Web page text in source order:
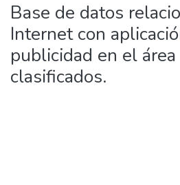
Base de datos
Internet con
publicidad en el
clasificados.